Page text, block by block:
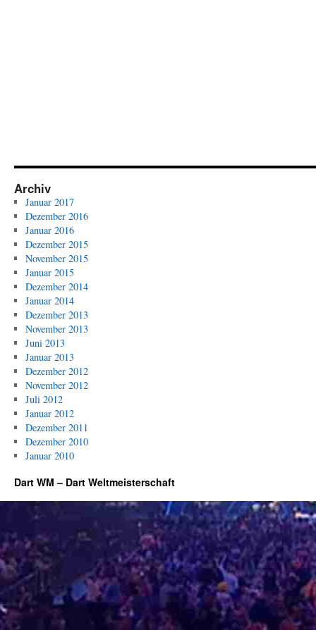
Archiv
Januar 2017
Dezember 2016
Januar 2016
Dezember 2015
November 2015
Januar 2015
Dezember 2014
Januar 2014
Dezember 2013
November 2013
Juni 2013
Januar 2013
Dezember 2012
November 2012
Juli 2012
Januar 2012
Dezember 2011
Dezember 2010
Januar 2010
Dart WM – Dart Weltmeisterschaft